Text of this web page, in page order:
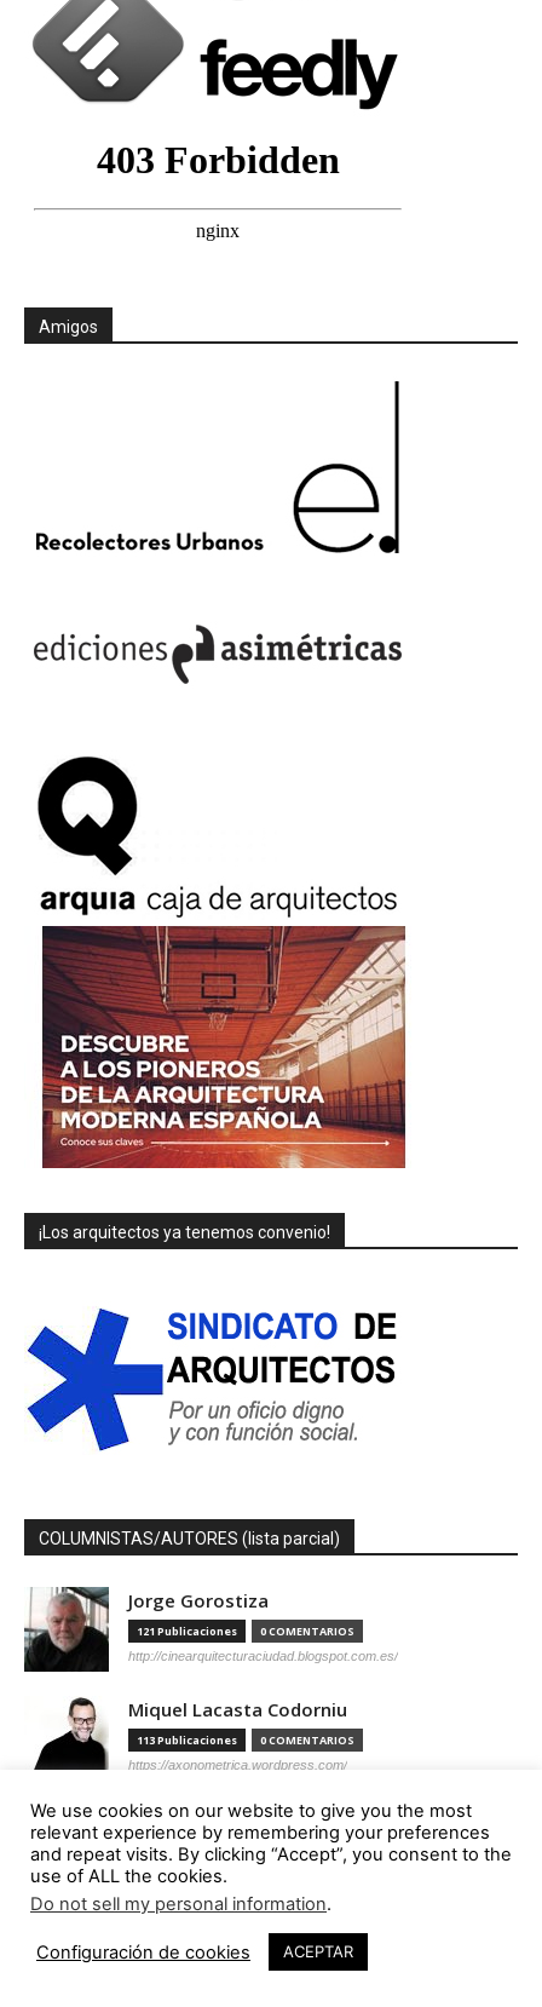
Amigos
¡Los arquitectos ya tenemos convenio!
COLUMNISTAS/AUTORES (lista parcial)
Jorge Gorostiza
121 Publicaciones 0 COMENTARIOS
http://cinearquitecturaciudad.blogspot.com.es/
Miquel Lacasta Codorniu
113 Publicaciones 0 COMENTARIOS
https://axonometrica.wordpress.com/
José Ramón Hernández Correa
112 Publicaciones 0 COMENTARIOS
http://arquitectamoslocos.blogspot.com.es/
95 Publicaciones 0 COMENTARIOS
We use cookies on our website to give you the most
relevant experience by remembering your preferences
and repeat visits. By clicking “Accept”, you consent to the
use of ALL the cookies.
Do not sell my personal information.
Configuración de cookies ACEPTAR